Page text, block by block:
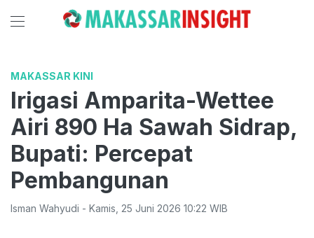
MAKASSAR KINI
Irigasi Amparita-Wettee
Airi 890 Ha Sawah Sidrap,
Bupati: Percepat
Pembangunan
Isman Wahyudi - Kamis 25 Juni 2026 10:22 WIB